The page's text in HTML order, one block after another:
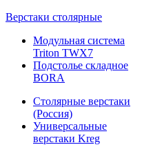
Верстаки столярные
Модульная система
Triton TWX7
Подстолье складное
BORA
Столярные верстаки
(Россия)
Универсальные
верстаки Kreg